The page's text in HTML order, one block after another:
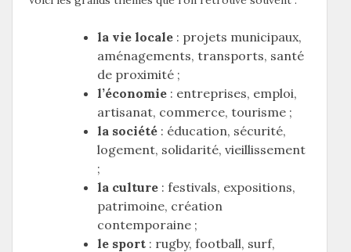
la vie locale : projets municipaux,
aménagements, transports, santé
de proximité ;
l’économie : entreprises, emploi,
artisanat, commerce, tourisme ;
la société : éducation, sécurité,
logement, solidarité, vieillissement
;
la culture : festivals, expositions,
patrimoine, création
contemporaine ;
le sport : rugby, football, surf,